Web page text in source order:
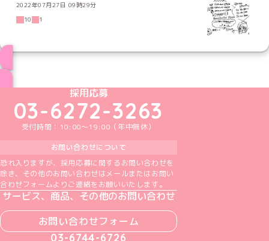
2022年07月27日 09時29分
10
1
めいどりーみんTikTok公式アカウント
めいどりーみんX公式アカウント
めいどりーみんInstagram公式アカウント
めいどりーみんFacebook公式アカウン
めいどりーみんYouTube公式アカ
採用応募
03-6272-3263
受付時間：10:00～19:00（年中無休）
お問い合わせについて
恐れ入りますが、採用応募に関するお問い合わせを
除き、その他のお問い合わせはメールまたはお問い
合わせフォームよりご連絡をお願いいたします。
サービス、商品、その他のお問い合わせ
お問い合わせフォーム
03-6744-6726